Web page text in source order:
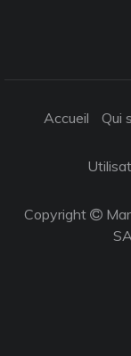
Accueil Qui
Copyright